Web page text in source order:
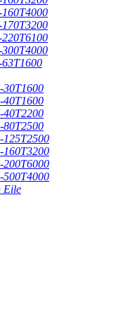
30T1600
40T1600
40T2200
80T2500
125T2500
160T3200
200T6000
500T4000
Eile